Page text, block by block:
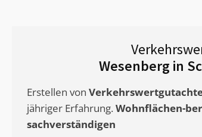
Wesenberg in
Erstellen von
jähriger Erfahrung. Wohnflächen-
sachverständigen